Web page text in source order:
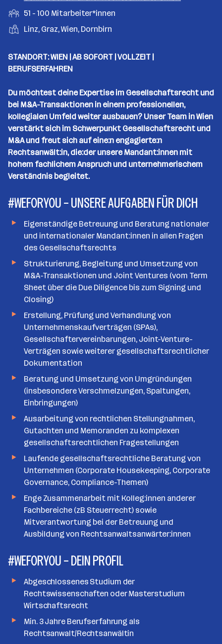
e
e
e
l
e
d
r
S
t
l
e
b
i
g
e
e
r
M
i
t
r
b
i
t
e
r
*
i
n
n
n
n
h
51 - 100 Mitarbeiter*innen
S
a
n
o
r
t
e
Linz, Graz, Wien, Dornbirn
STANDORT: WIEN | AB SOFORT | VOLLZEIT |
BERUFSERFAHREN
Du möchtest deine Expertise im Gesellschaftsrecht und
bei M&A-Transaktionen in einem professionellen,
kollegialen Umfeld weiter ausbauen? Unser Team in Wien
verstärkt sich im Schwerpunkt Gesellschaftsrecht und
M&A und freut sich auf eine:n engagierte:n
Rechtsanwält:in, die:der unsere Mandant:innen mit
hohem fachlichem Anspruch und unternehmerischem
Verständnis begleitet.
#WEFORYOU – UNSERE AUFGABEN FÜR DICH
Eigenständige Betreuung und Beratung nationaler
und internationaler Mandant:innen in allen Fragen
des Gesellschaftsrechts
Strukturierung, Begleitung und Umsetzung von
M&A-Transaktionen und Joint Ventures (vom Term
Sheet über die Due Diligence bis zum Signing und
Closing)
Erstellung, Prüfung und Verhandlung von
Unternehmenskaufverträgen (SPAs),
Gesellschaftervereinbarungen, Joint-Venture-
Verträgen sowie weiterer gesellschaftsrechtlicher
Dokumentation
Beratung und Umsetzung von Umgründungen
(insbesondere Verschmelzungen, Spaltungen,
Einbringungen)
Ausarbeitung von rechtlichen Stellungnahmen,
Gutachten und Memoranden zu komplexen
gesellschaftsrechtlichen Fragestellungen
Laufende gesellschaftsrechtliche Beratung von
Unternehmen (Corporate Housekeeping, Corporate
Governance, Compliance-Themen)
Enge Zusammenarbeit mit Kolleg:innen anderer
Fachbereiche (zB Steuerrecht) sowie
Mitverantwortung bei der Betreuung und
Ausbildung von Rechtsanwaltsanwärter:innen
#WEFORYOU – DEIN PROFIL
Abgeschlossenes Studium der
Rechtswissenschaften oder Masterstudium
Wirtschaftsrecht
Min. 3 Jahre Berufserfahrung als
Rechtsanwalt/Rechtsanwältin